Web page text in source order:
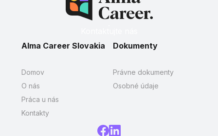
Alma Career Slovakia
Domov
O nás
Práca u nás
Kontakty
Dokumenty
Právne dokumenty
Osobné údaje